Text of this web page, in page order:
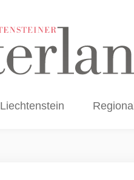
Liechtenstein Regional